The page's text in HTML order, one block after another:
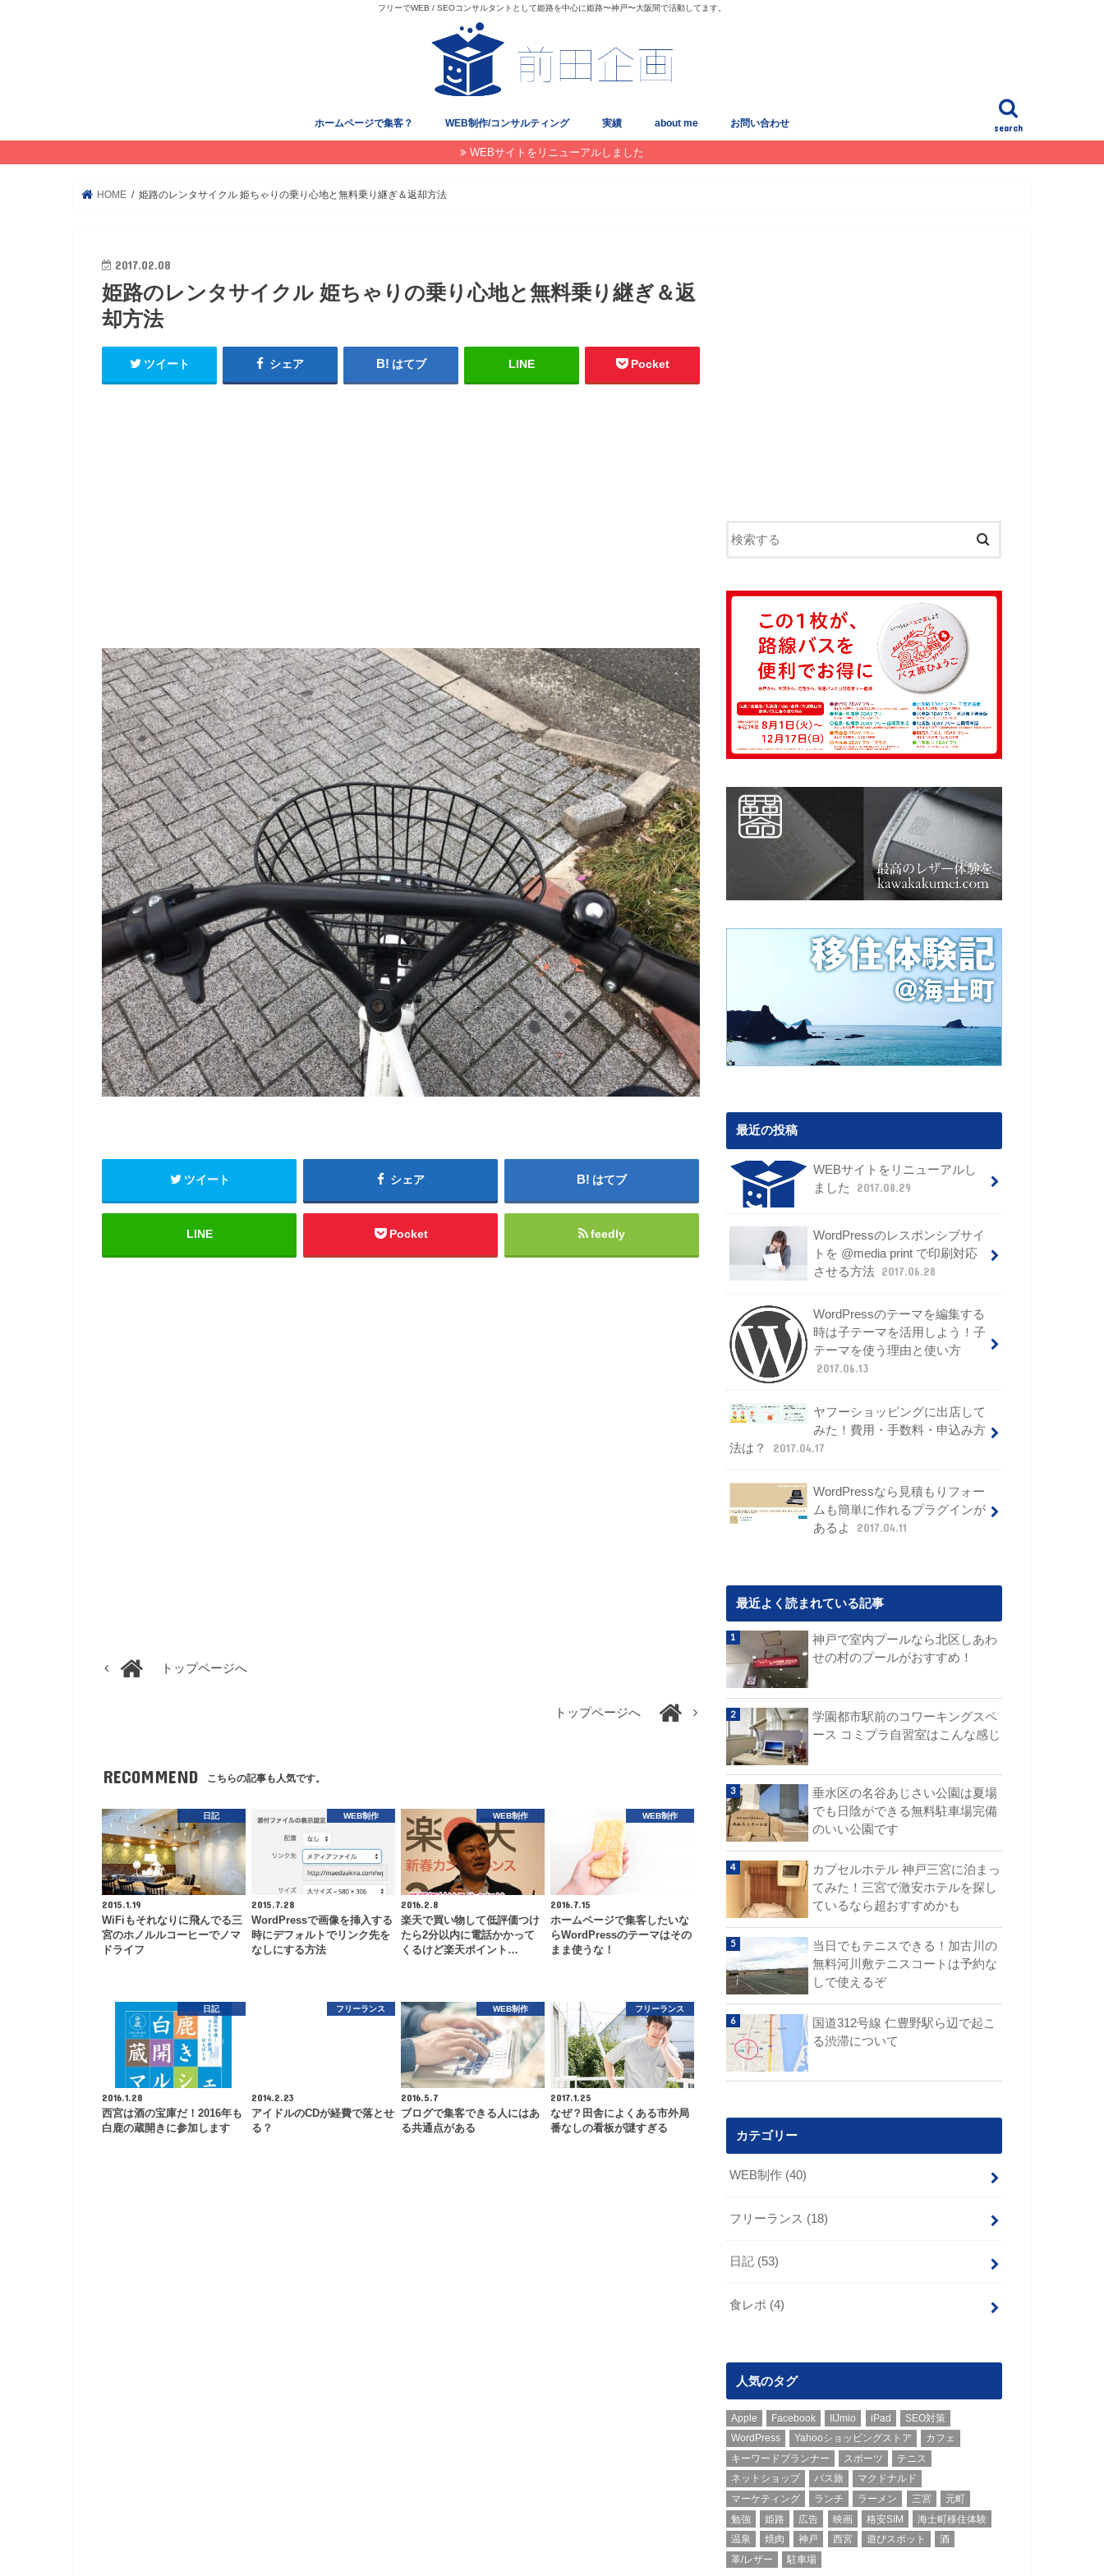
フリーでWEB / SEOコンサルタントとして姫路を中心に姫路〜神戸〜大阪間で活動してます。
search
ホームページで集客？ WEB制作/コンサルティング 実績 about me お問い合わせ
WEBサイトをリニューアルしました
HOME 姫路のレンタサイクル 姫ちゃりの乗り心地と無料乗り継ぎ＆返却方法
2017.02.08
姫路のレンタサイクル 姫ちゃりの乗り心地と無料乗り継ぎ＆返
却方法
ツイート シェア はてブ LINE Pocket
ツイート シェア はてブ
LINE Pocket feedly
トップページへ
トップページへ
RECOMMEND こちらの記事も人気です。
日記
2015.1.19
WiFiもそれなりに飛んでる三
宮のホノルルコーヒーでノマ
ドライフ
WEB制作
2015.7.28
WordPressで画像を挿入する
時にデフォルトでリンク先を
なしにする方法
WEB制作
2016.2.8
楽天で買い物して低評価つけ
たら2分以内に電話かかって
くるけど楽天ポイント…
WEB制作
2016.7.15
ホームページで集客したいな
らWordPressのテーマはその
まま使うな！
日記
2016.1.28
西宮は酒の宝庫だ！2016年も
白鹿の蔵開きに参加します
フリーランス
2014.2.23
アイドルのCDが経費で落とせ
る？
WEB制作
2016.5.7
ブログで集客できる人にはあ
る共通点がある
フリーランス
2017.1.25
なぜ？田舎によくある市外局
番なしの看板が謎すぎる
最近の投稿
WEBサイトをリニューアルし
ました
2017.08.29
WordPressのレスポンシブサイ
トを @media print で印刷対応
させる方法 2017.06.28
WordPressのテーマを編集する
時は子テーマを活用しよう！子
テーマを使う理由と使い方
2017.06.13
ヤフーショッピングに出店して
みた！費用・手数料・申込み方
法は？
2017.04.17
WordPressなら見積もりフォー
ムも簡単に作れるプラグインが
あるよ
2017.04.11
最近よく読まれている記事
神戸で室内プールなら北区しあわ
せの村のプールがおすすめ！
学園都市駅前のコワーキングスペ
ース コミプラ自習室はこんな感じ
垂水区の名谷あじさい公園は夏場
でも日陰ができる無料駐車場完備
のいい公園です
カプセルホテル 神戸三宮に泊まっ
てみた！三宮で激安ホテルを探し
ているなら超おすすめかも
当日でもテニスできる！加古川の
無料河川敷テニスコートは予約な
しで使えるぞ
国道312号線 仁豊野駅ら辺で起こ
る渋滞について
カテゴリー
WEB制作 (40)
フリーランス (18)
日記 (53)
食レポ (4)
人気のタグ
Apple Facebook IIJmio iPad
SEO対策
WordPress
Yahooショッピングストア
カフェ
キーワードプランナー
スポーツ
テニス
ネットショップ
バス旅
マクドナルド
マーケティング
ランチ ラーメン 三宮
元町
勉強
姫路 広告 映画 格安SIM
海士町移住体験
温泉
焼肉 神戸 西宮 遊びスポット
酒
革/レザー
駐車場